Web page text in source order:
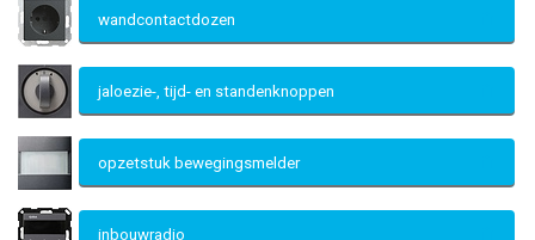
wandcontactdozen
jaloezie-, tijd- en standenknoppen
opzetstuk bewegingsmelder
inbouwradio